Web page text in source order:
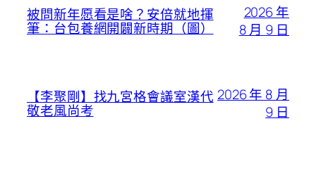
被問新年愿看是啥？安倍就地揮
筆：台包養網開闢新時期（圖）
2026 年
8 月 9 日
【李聚剛】找九宮格會議室漢代
敬老風尚考
2026 年 8 月
9 日